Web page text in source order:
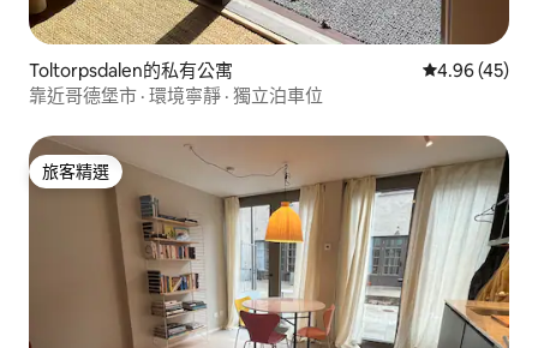
Toltorpsdalen的私有公寓 從 45 則評價
4.96 (45)
靠近哥德堡市 · 環境寧靜 · 獨立泊車位
旅客精選
旅客精選